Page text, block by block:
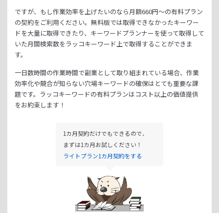
ですが、もし作業効率を上げたいのなら月額660円～の有料プラン
の契約をご利用ください。 無料版では取得できなかったキーワー
ドを大量に取得できたり、 キーワードプランナーを使って取得して
いた月間検索数をラッコキーワード上で取得することができま
す。
一日数時間の作業時間で副業として取り組まれている場合、 作業
効率化や競合が知らない穴場キーワードの確保はとても重要な課
題です。 ラッコキーワードの有料プランはコスト以上の価値提供
をお約束します！
1カ月契約だけでもできるので、
まずは1カ月お試しください！
ライトプラン1カ月契約をする